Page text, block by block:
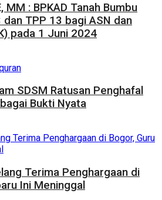
MM : BPKAD Tanah Bumbu
dan TPP 13 bagi ASN dan
pada 1 Juni 2024
SDSM Ratusan Penghafal
Bukti Nyata
Terima Penghargaan di
Ini Meninggal